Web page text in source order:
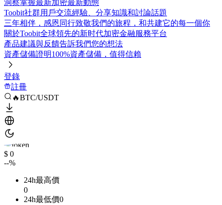
洞察掌握最新加密最新動態
Toobit社群用戶交流經驗、分享知識和討論話題
三年相伴，感恩同行致敬我們的旅程，和共建它的每一個你
關於Toobit全球領先的新时代加密金融服務平台
產品建議與反饋告訴我們您的想法
資產儲備證明100%資產儲備，值得信賴
登錄
註冊
🔥BTC/USDT
$ 0
--%
24h最高價
0
24h最低價0